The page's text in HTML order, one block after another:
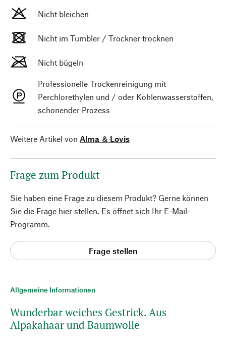
Allgemeine Informationen
Wunderbar weiches Gestrick. Aus
Alpakahaar und Baumwolle
Nicht bleichen
Nicht im Tumbler / Trockner trocknen
Nicht bügeln
Professionelle Trockenreinigung mit
Perchlorethylen und / oder Kohlenwasserstoffen,
schonender Prozess
Weitere Artikel von Alma ＆ Lovis
Frage zum Produkt
Sie haben eine Frage zu diesem Produkt? Gerne können
Sie die Frage hier stellen. Es öffnet sich Ihr E-Mail-
Programm.
Frage stellen